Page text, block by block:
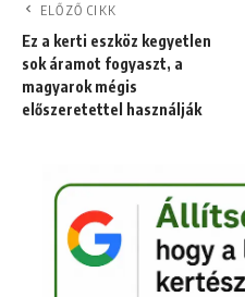
ELŐZŐ CIKK
Ez a kerti eszköz kegyetlen
sok áramot fogyaszt, a
magyarok mégis
előszeretettel használják